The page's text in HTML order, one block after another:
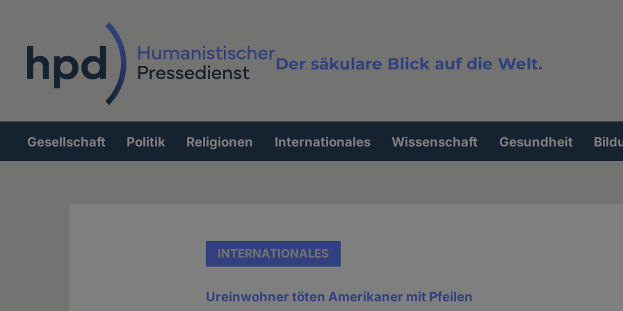
Der säkulare Blick auf die Welt.
Volltextsuche
Hauptnavigation
Gesellschaft Politik Religionen Internationales Wissenschaft Gesundheit
INTERNATIONALES
Ureinwohner töten Amerikaner mit Pfeilen